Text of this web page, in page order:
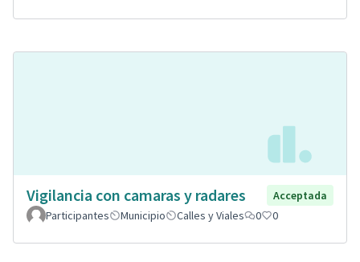
Vigilancia con camaras y radares
Acceptada
Participantes
Municipio Calles y Viales 0 0